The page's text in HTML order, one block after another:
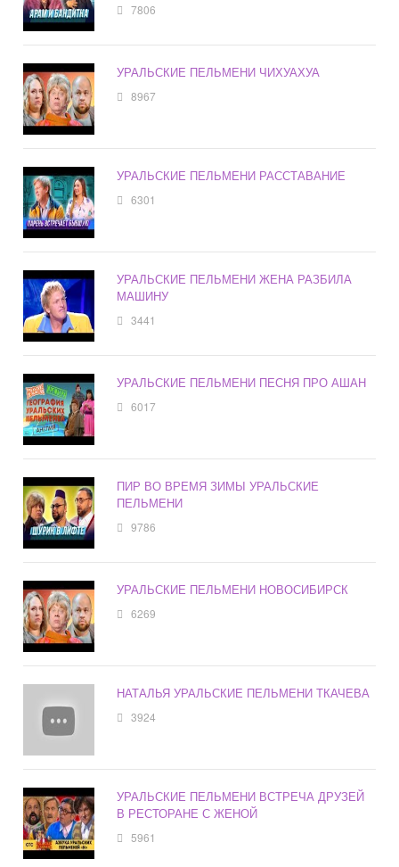
7806
УРАЛЬСКИЕ ПЕЛЬМЕНИ ЧИХУАХУА
8967
УРАЛЬСКИЕ ПЕЛЬМЕНИ РАССТАВАНИЕ
6301
УРАЛЬСКИЕ ПЕЛЬМЕНИ ЖЕНА РАЗБИЛА
МАШИНУ
3441
УРАЛЬСКИЕ ПЕЛЬМЕНИ ПЕСНЯ ПРО АШАН
6017
ПИР ВО ВРЕМЯ ЗИМЫ УРАЛЬСКИЕ
ПЕЛЬМЕНИ
9786
УРАЛЬСКИЕ ПЕЛЬМЕНИ НОВОСИБИРСК
6269
НАТАЛЬЯ УРАЛЬСКИЕ ПЕЛЬМЕНИ ТКАЧЕВА
3924
УРАЛЬСКИЕ ПЕЛЬМЕНИ ВСТРЕЧА ДРУЗЕЙ
В РЕСТОРАНЕ С ЖЕНОЙ
5961